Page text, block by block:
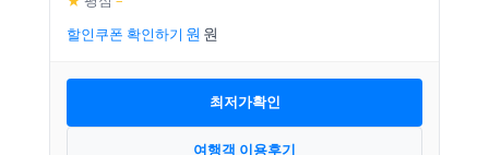
할인쿠폰 확인하기
최저가확인
여행객 이용후기